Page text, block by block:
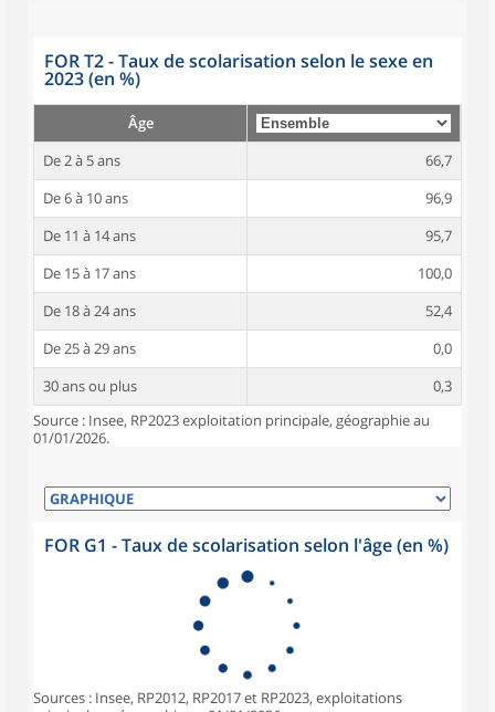
FOR T2 - Taux de scolarisation selon le sexe en
2023 (en %)
Âge
De 2 à 5 ans
66,7
De 6 à 10 ans
96,9
De 11 à 14 ans
95,7
De 15 à 17 ans
100,0
De 18 à 24 ans
52,4
De 25 à 29 ans
0,0
30 ans ou plus
0,3
Source : Insee, RP2023 exploitation principale, géographie au
01/01/2026.
FOR G1 - Taux de scolarisation selon l'âge (en %)
Sources : Insee, RP2012, RP2017 et RP2023, exploitations